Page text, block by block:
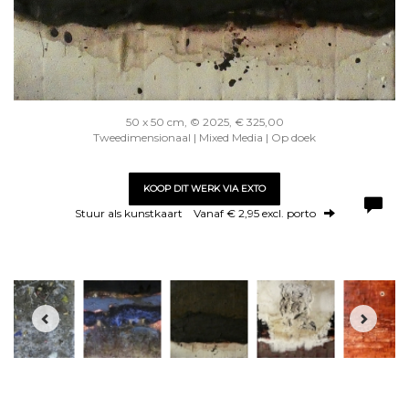
50 x 50 cm, © 2025, € 325,00
Tweedimensionaal | Mixed Media | Op doek
KOOP DIT WERK VIA EXTO
Stuur als kunstkaart Vanaf € 2,95 excl. porto